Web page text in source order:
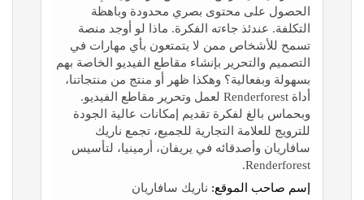
الحصول على محتوى بصري محدودة وباهظة
التكلفة. عندئذ جاءته الفكرة. ماذا لو أوجد منصة
تسمح للأشخاص ممن لا يتمتعون بأي مهارات في
التصميم والتحرير بإنشاء مقاطع الفيديو الخاصة بهم
بسهولة وبفعالية؟ وهكذا ظهر أو منتج من منتجاتنا،
أداة Renderforest لعمل وتحرير مقاطع الفيديو.
وبحماس بالغ لفكرة تقديم إمكانات عالية الجودة
للترويج للعلامة التجارية للجميع، تجمع ناريك
سافاريان وأصدقائه في يريفان، أرمينيا، لتأسيس
Renderforest.
إسم صاحب الموقع: ناريك سافاريان